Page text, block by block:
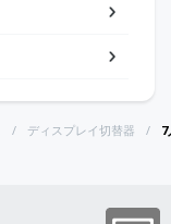
ディスプレイ切替器